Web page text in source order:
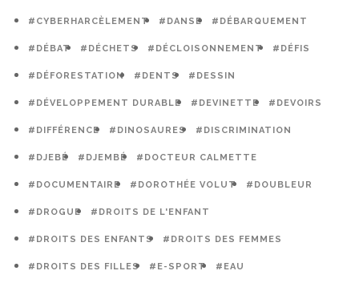
#CYBERHARCÈLEMENT #DANSE #DÉBARQUEMENT
#DÉBAT #DÉCHETS #DÉCLOISONNEMENT #DÉFIS
#DÉFORESTATION #DENTS #DESSIN
#DÉVELOPPEMENT DURABLE #DEVINETTE #DEVOIRS
#DIFFÉRENCE #DINOSAURES #DISCRIMINATION
#DJEBÉ #DJEMBÉ #DOCTEUR CALMETTE
#DOCUMENTAIRE #DOROTHÉE VOLUT #DOUBLEUR
#DROGUE #DROITS DE L'ENFANT
#DROITS DES ENFANTS #DROITS DES FEMMES
#DROITS DES FILLES #E-SPORT #EAU